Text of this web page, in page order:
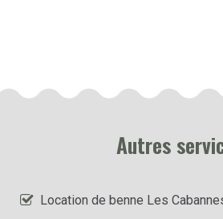
Autres
Location de benne Les